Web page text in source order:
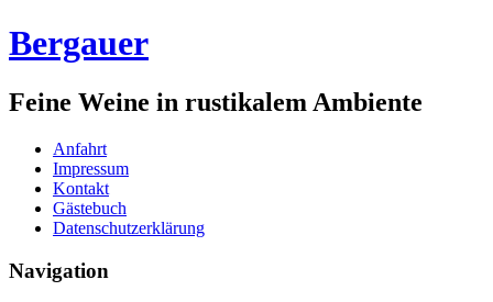
Bergauer
Feine Weine in rustikalem Ambiente
Anfahrt
Impressum
Kontakt
Gästebuch
Datenschutzerklärung
Navigation